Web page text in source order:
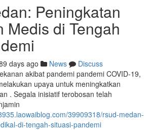
Peningkatan
Medis di Tengah
days ago News
Discuss
akibat pandemi pandemi COVID-19,
upaya untuk meningkatkan
. Segala inisiatif terobosan telah
39909318/rsud-medan-
di-tengah-situasi-pandemi